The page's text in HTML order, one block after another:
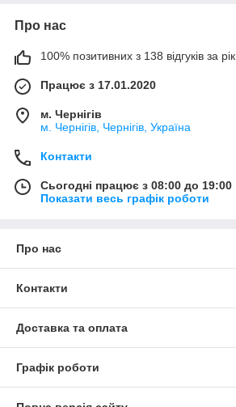
Про нас
100% позитивних з 138 відгуків за рік
Працює з 17.01.2020
м. Чернігів
м. Чернігів, Чернігів, Україна
Контакти
Сьогодні працює з 08:00 до 19:00
Показати весь графік роботи
Про нас
Контакти
Доставка та оплата
Графік роботи